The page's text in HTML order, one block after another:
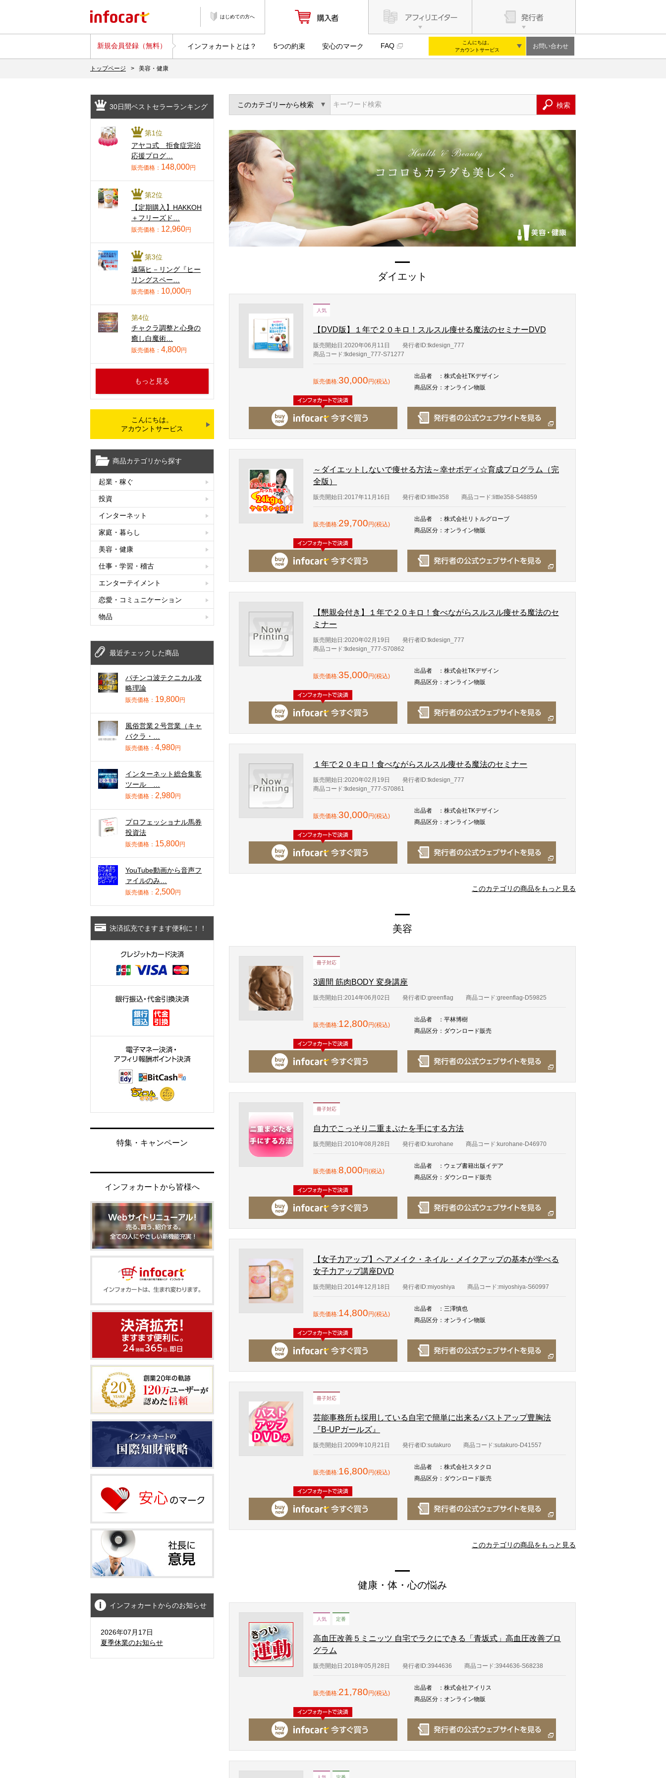
はじめての方へ
新規会員登録（無料） インフォカートとは？ 5つの約束 安心のマーク FAQ
こんにちは。
アカウントサービス
お問い合わせ
トップページ > 美容・健康
ダイエット
人気
【DVD版】１年で２０キロ！スルスル痩せる魔法のセミナーDVD
販売開始日:2020年06月11日
発行者ID:tkdesign_777
商品コード:tkdesign_777-S71277
販売価格:30,000 円(税込)
出品者 ： 株式会社TKデザイン
商品区分 ： オンライン物販
～ダイエットしないで痩せる方法～幸せボディ☆育成プログラム（完
全版）
販売開始日:2017年11月16日 発行者ID:little358 商品コード:little358-S48859
販売価格:29,700 円(税込)
出品者 ： 株式会社リトルグローブ
商品区分 ： オンライン物販
【懇親会付き】１年で２０キロ！食べながらスルスル痩せる魔法のセ
ミナー
販売開始日:2020年02月19日
発行者ID:tkdesign_777
商品コード:tkdesign_777-S70862
販売価格:35,000 円(税込)
出品者 ： 株式会社TKデザイン
商品区分 ： オンライン物販
１年で２０キロ！食べながらスルスル痩せる魔法のセミナー
販売開始日:2020年02月19日
発行者ID:tkdesign_777
商品コード:tkdesign_777-S70861
販売価格:30,000 円(税込)
出品者 ： 株式会社TKデザイン
商品区分 ： オンライン物販
このカテゴリの商品をもっと見る
美容
冊子対応
3週間 筋肉BODY 変身講座
販売開始日:2014年06月02日 発行者ID:greenflag 商品コード:greenflag-D59825
販売価格:12,800 円(税込)
出品者 ： 平林博樹
商品区分 ： ダウンロード販売
冊子対応
自力でこっそり二重まぶたを手にする方法
販売開始日:2010年08月28日 発行者ID:kurohane 商品コード:kurohane-D46970
販売価格:8,000 円(税込)
出品者 ： ウェブ書籍出版イデア
商品区分 ： ダウンロード販売
【女子力アップ】ヘアメイク・ネイル・メイクアップの基本が学べる
女子力アップ講座DVD
販売開始日:2014年12月18日 発行者ID:miyoshiya 商品コード:miyoshiya-S60997
販売価格:14,800 円(税込)
出品者 ： 三澤慎也
商品区分 ： オンライン物販
冊子対応
芸能事務所も採用している自宅で簡単に出来るバストアップ豊胸法
『B-UPガールズ』
販売開始日:2009年10月21日 発行者ID:sutakuro 商品コード:sutakuro-D41557
販売価格:16,800 円(税込)
出品者 ： 株式会社スタクロ
商品区分 ： ダウンロード販売
このカテゴリの商品をもっと見る
健康・体・心の悩み
人気 定番
高血圧改善５ミニッツ 自宅でラクにできる「青坂式」高血圧改善プロ
グラム
販売開始日:2018年05月28日 発行者ID:3944636 商品コード:3944636-S68238
販売価格:21,780 円(税込)
出品者 ： 株式会社アイリス
商品区分 ： オンライン物販
30日間ベストセラーランキング
第1位
アヤコ式 拒食症完治
応援プログ…
販売価格： 148,000円
第2位
【定期購入】HAKKOH
＋フリーズド…
販売価格： 12,960円
第3位
遠隔ヒ－リング『ヒー
リングスペー…
販売価格： 10,000円
第4位
チャクラ調整と心身の
癒し白魔術…
販売価格： 4,800円
もっと見る
こんにちは。
アカウントサービス
商品カテゴリから探す
起業・稼ぐ
投資
インターネット
家庭・暮らし
美容・健康
仕事・学習・稽古
エンターテイメント
恋愛・コミュニケーション
物品
最近チェックした商品
パチンコ波テクニカル攻
略理論
販売価格： 19,800円
風俗営業２号営業（キャ
バクラ・…
販売価格： 4,980円
インターネット総合集客
ツール …
販売価格： 2,980円
プロフェッショナル馬券
投資法
販売価格： 15,800円
YouTube動画から音声フ
ァイルのみ…
販売価格： 2,500円
決済拡充でますます便利に！！
特集・キャンペーン
インフォカートから皆様へ
インフォカートからのお知らせ
2026年07月17日
夏季休業のお知らせ